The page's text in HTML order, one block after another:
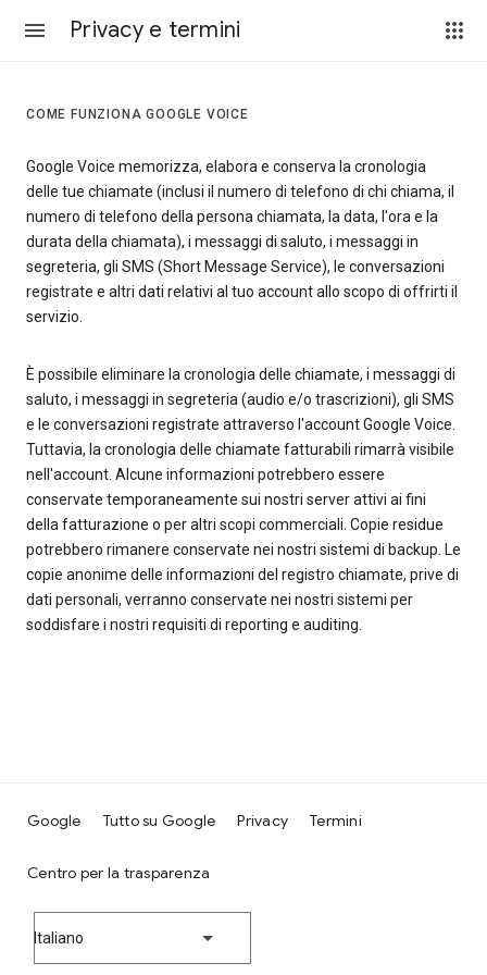
Privacy e termini
COME FUNZIONA GOOGLE VOICE
Google Voice memorizza, elabora e conserva la cronologia
delle tue chiamate (inclusi il numero di telefono di chi chiama, il
numero di telefono della persona chiamata, la data, l'ora e la
durata della chiamata), i messaggi di saluto, i messaggi in
segreteria, gli SMS (Short Message Service), le conversazioni
registrate e altri dati relativi al tuo account allo scopo di offrirti il
servizio.
È possibile eliminare la cronologia delle chiamate, i messaggi di
saluto, i messaggi in segreteria (audio e/o trascrizioni), gli SMS
e le conversazioni registrate attraverso l'account Google Voice.
Tuttavia, la cronologia delle chiamate fatturabili rimarrà visibile
nell'account. Alcune informazioni potrebbero essere
conservate temporaneamente sui nostri server attivi ai fini
della fatturazione o per altri scopi commerciali. Copie residue
potrebbero rimanere conservate nei nostri sistemi di backup. Le
copie anonime delle informazioni del registro chiamate, prive di
dati personali, verranno conservate nei nostri sistemi per
soddisfare i nostri requisiti di reporting e auditing.
Google Tutto su Google Privacy Termini
Centro per la trasparenza
Italiano